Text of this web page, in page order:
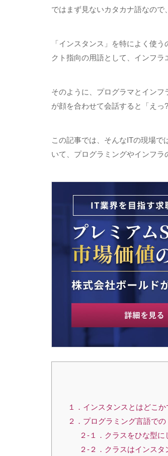
ではまず見ないカタカナ語なの
「インスタンス」を特によく使
クト指向の用語として、インフラ
そのように、プログラマとイン
が顔を合わせて会話すると「えっ?
この記事では、そんなITの現場で
いて、プログラミングやインフラ
１．インスタンスとはどこ
２．プログラミング言語での
２-１．クラスをひな型
２-２．クラスはインス